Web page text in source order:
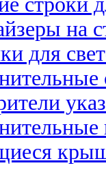
на
для